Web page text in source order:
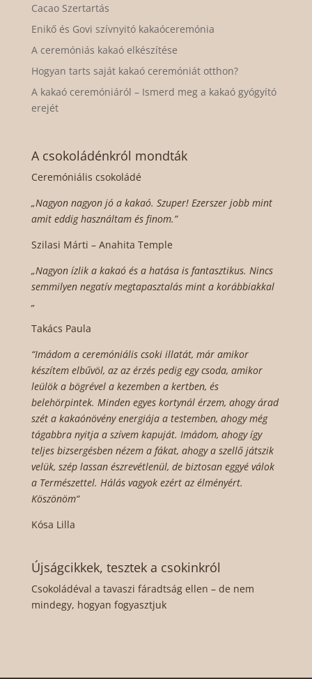
Cacao Szertartás
Enikő és Govi szívnyitó kakaóceremónia
A ceremóniás kakaó elkészítése
Hogyan tarts saját kakaó ceremóniát otthon?
A kakaó ceremóniáról – Ismerd meg a kakaó gyógyító
erejét
A csokoládénkról mondták
Ceremóniális csokoládé
„Nagyon nagyon jó a kakaó. Szuper! Ezerszer jobb mint
amit eddig használtam és finom.”
Szilasi Márti – Anahita Temple
„Nagyon ízlik a kakaó és a hatása is fantasztikus. Nincs
semmilyen negatív megtapasztalás mint a korábbiakkal
„
Takács Paula
“Imádom a ceremóniális csoki illatát, már amikor
készítem elbűvöl, az az érzés pedig egy csoda, amikor
leülök a bögrével a kezemben a kertben, és
belehörpintek. Minden egyes kortynál érzem, ahogy árad
szét a kakaónövény energiája a testemben, ahogy még
tágabbra nyitja a szívem kapuját. Imádom, ahogy így
teljes bizsergésben nézem a fákat, ahogy a szellő játszik
velük, szép lassan észrevétlenül, de biztosan eggyé válok
a Természettel. Hálás vagyok ezért az élményért.
Köszönöm“
Kósa Lilla
Újságcikkek, tesztek a csokinkról
Csokoládéval a tavaszi fáradtság ellen – de nem
mindegy, hogyan fogyasztjuk